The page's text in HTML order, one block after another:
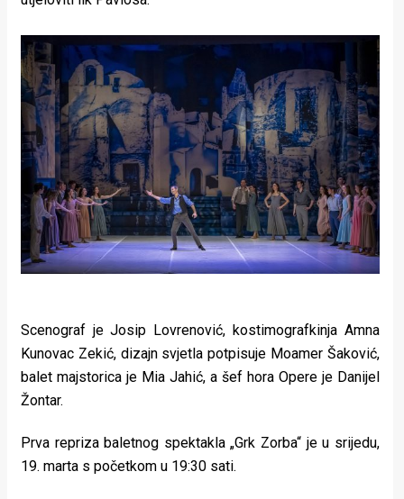
Scenograf je Josip Lovrenović, kostimografkinja Amna
Kunovac Zekić, dizajn svjetla potpisuje Moamer Šaković,
balet majstorica je Mia Jahić, a šef hora Opere je Danijel
Žontar.
Prva repriza baletnog spektakla „Grk Zorba“ je u srijedu,
19. marta s početkom u 19:30 sati.